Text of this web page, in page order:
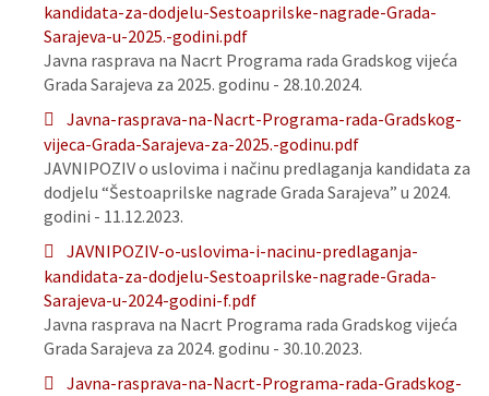
kandidata-za-dodjelu-Sestoaprilske-nagrade-Grada-
Sarajeva-u-2025.-godini.pdf
Javna rasprava na Nacrt Programa rada Gradskog vijeća
Grada Sarajeva za 2025. godinu - 28.10.2024.
Javna-rasprava-na-Nacrt-Programa-rada-Gradskog-
vijeca-Grada-Sarajeva-za-2025.-godinu.pdf
JAVNIPOZIV o uslovima i načinu predlaganja kandidata za
dodjelu “Šestoaprilske nagrade Grada Sarajeva” u 2024.
godini - 11.12.2023.
JAVNIPOZIV-o-uslovima-i-nacinu-predlaganja-
kandidata-za-dodjelu-Sestoaprilske-nagrade-Grada-
Sarajeva-u-2024-godini-f.pdf
Javna rasprava na Nacrt Programa rada Gradskog vijeća
Grada Sarajeva za 2024. godinu - 30.10.2023.
Javna-rasprava-na-Nacrt-Programa-rada-Gradskog-